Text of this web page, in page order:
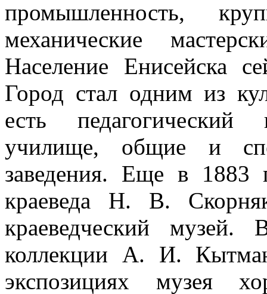
промышленность,
механические
Население Енисейска
Город стал одним из
есть педагогический
училище, общие и
заведения. Еще в 1883
краеведа Н. В.
краеведческий
коллекции А. И.
экспозициях музея